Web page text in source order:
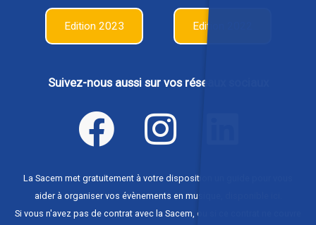
Edition 2023 Edition 2022
Suivez-nous aussi sur vos réseaux sociaux
La Sacem met gratuitement à votre disposition un guide pour vous
aider à organiser vos évènements en musique,
Si vous n'avez pas de contrat avec la Sacem, ou si ce contrat ne couvre